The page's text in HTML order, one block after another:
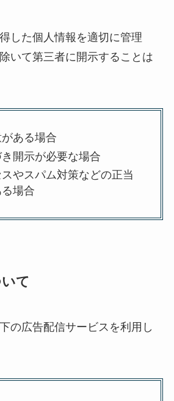
した個人情報を適切に管理
いて第三者に開示することは
ある場合
開示が必要な場合
やスパム対策などの正当
場合
て
の広告配信サービスを利用し